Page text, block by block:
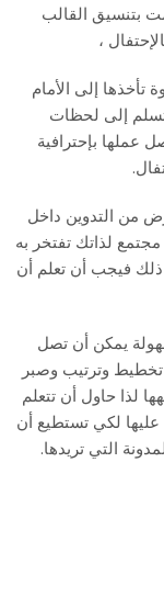
بتنسيق القالب
،
إلى الأمام
إلى لحظات
عملها بإحترافية
من التدوين داخل
لذاتك تفتخر به
ذلك فيجب أن تعلم أن
يمكن أن تصل
تخطيط وترتيب وصبر
لذا حاول أن تتعلم
لكي تستطيع أن
التي تريدها.